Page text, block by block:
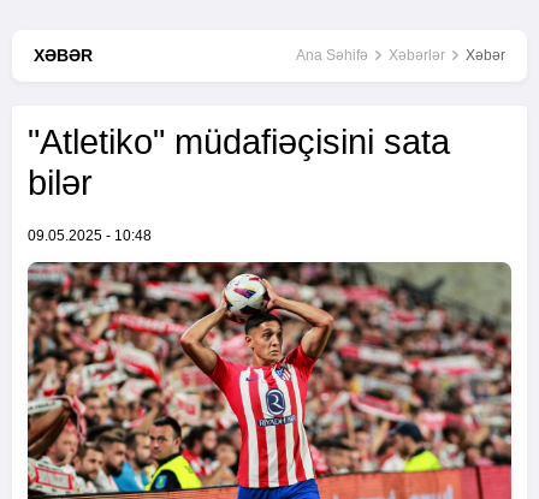
XƏBƏR Ana Səhifə Xəbərlər Xəbər
"Atletiko" müdafiəçisini sata
bilər
09.05.2025 - 10:48